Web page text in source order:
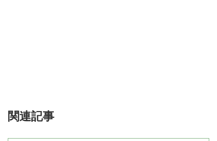
関連記事